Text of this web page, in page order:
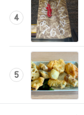
4
5